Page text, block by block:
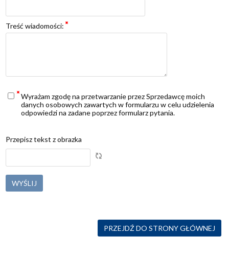
Treść wiadomości:
Wyrażam zgodę na przetwarzanie przez Sprzedawcę moich
danych osobowych zawartych w formularzu w celu udzielenia
odpowiedzi na zadane poprzez formularz pytania.
Przepisz tekst z obrazka
PRZEJDŹ DO STRONY GŁÓWNEJ